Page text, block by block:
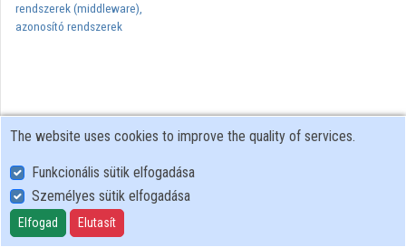
rendszerek (middleware),
azonosító rendszerek
User Policy
Adatkezelési tájékoztató (en)
Cookie Policy
The website uses cookies to improve the quality of services.
Funkcionális sütik elfogadása
Személyes sütik elfogadása
Elfogad Elutasít